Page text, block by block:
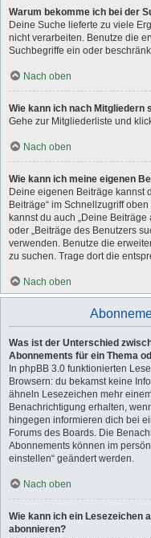
Warum bekomme ich bei der
Deine Suche lieferte zu viele
nicht verarbeiten. Benutze die
Suchbegriffe ein oder
Nach oben
Wie kann ich nach Mitgliedern
Gehe zur Mitgliederliste und
Nach oben
Wie kann ich meine eigenen
Deine eigenen Beiträge kannst
Beiträge“ im Schnellzugriff
kannst du auch „Deine
oder „Beiträge des Benutzers
verwenden. Benutze die
zu suchen. Trage dort die
Nach oben
Was ist der Unterschied
Abonnements für ein Thema
In phpBB 3.0 funktionierten
Browsern: du bekamst keine
ähneln Lesezeichen mehr
Benachrichtigung erhalten,
hingegen informieren dich bei
Forums des Boards. Die
Abonnements können im
einstellen“ geändert werden.
Nach oben
Wie kann ich ein Lesezeichen
abonnieren?